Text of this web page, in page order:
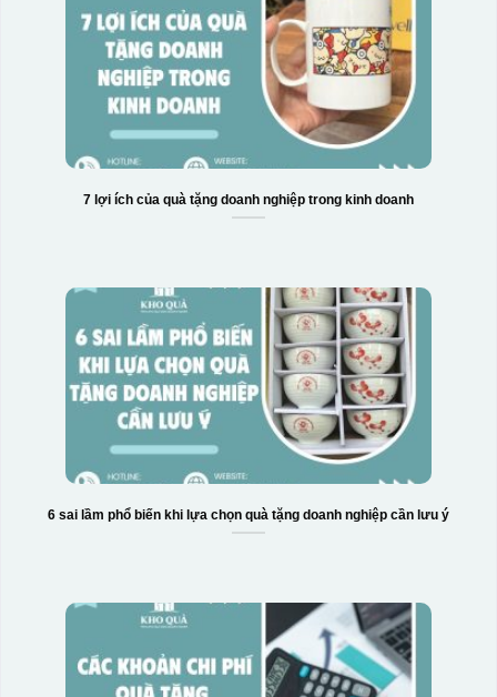
7 lợi ích của quà tặng doanh nghiệp trong kinh doanh
6 sai lầm phổ biến khi lựa chọn quà tặng doanh nghiệp cần lưu ý